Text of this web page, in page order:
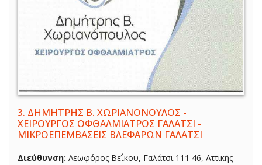
3. ΔΗΜΗΤΡΗΣ Β. ΧΩΡΙΑΝΟΝΟΥΛΟΣ -
ΧΕΙΡΟΥΡΓΟΣ ΟΦΘΑΛΜΙΑΤΡΟΣ ΓΑΛΑΤΣΙ -
ΜΙΚΡΟΕΠΕΜΒΑΣΕΙΣ ΒΛΕΦΑΡΩΝ ΓΑΛΑΤΣΙ
Διεύθυνση: Λεωφόρος Βεΐκου, Γαλάτσι 111 46, Αττικής